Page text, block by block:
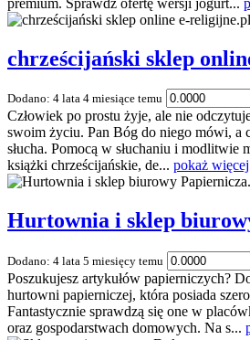
chrześcijański sklep
Dodano: 4 lata 4 miesiące temu
Człowiek po prostu żyje, ale nie
swoim życiu. Pan Bóg do niego mówi, a
słucha. Pomocą w słuchaniu i modlitwie
książki chrześcijańskie, de... pokaż
Hurtownia i sklep
Dodano: 4 lata 5 miesięcy temu
Poszukujesz artykułów papierniczych?
hurtowni papierniczej, która posiada
Fantastycznie sprawdzą się one w
oraz gospodarstwach domowych. Na s...